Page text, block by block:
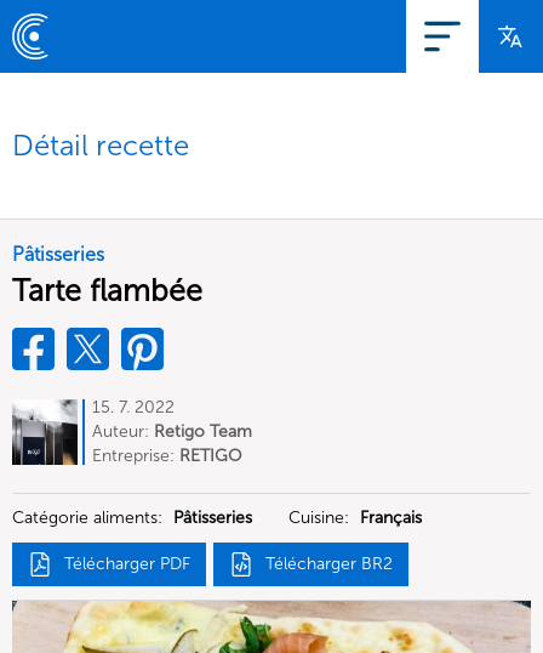
Détail recette
Pâtisseries
Tarte flambée
15. 7. 2022
Auteur: Retigo Team
Deutschland
Entreprise: RETIGO
Catégorie aliments:
Pâtisseries Cuisine: Français
Télécharger PDF Télécharger BR2